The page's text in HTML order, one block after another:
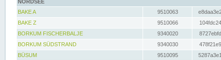
NORDSEE
BAKE A
9510063
BAKE Z
9510066
BORKUM FISCHERBALJE
9340020
BORKUM SÜDSTRAND
9340030
BÜSUM
9510095